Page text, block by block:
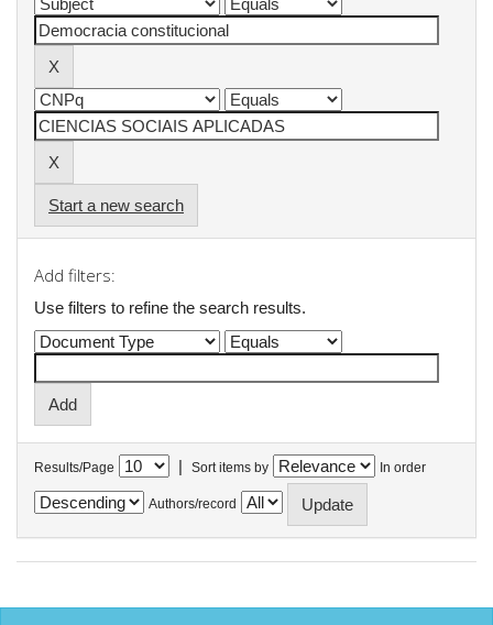
Start a new search
Add filters:
Use filters to refine the search results.
Results/Page | Sort items by In order
Authors/record